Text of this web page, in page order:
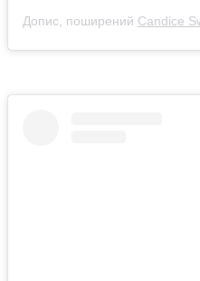
Допис, поширений Candice